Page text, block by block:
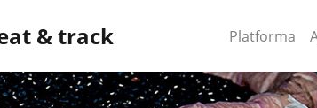
& track Platforma